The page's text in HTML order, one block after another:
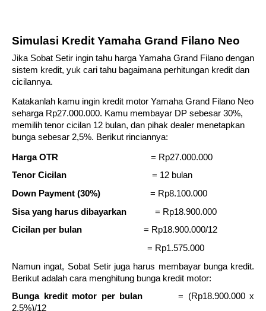
Simulasi Kredit Yamaha Grand Filano Neo
Jika Sobat Setir ingin tahu harga Yamaha Grand Filano dengan
sistem kredit, yuk cari tahu bagaimana perhitungan kredit dan
cicilannya.
Katakanlah kamu ingin kredit motor Yamaha Grand Filano Neo
seharga Rp27.000.000. Kamu membayar DP sebesar 30%,
memilih tenor cicilan 12 bulan, dan pihak dealer menetapkan
bunga sebesar 2,5%. Berikut rinciannya:
Harga OTR
= Rp27.000.000
Tenor Cicilan
= 12 bulan
Down Payment (30%)
= Rp8.100.000
Sisa yang harus dibayarkan
= Rp18.900.000
Cicilan per bulan
= Rp18.900.000/12
= Rp1.575.000
Namun ingat, Sobat Setir juga harus membayar bunga kredit.
Berikut adalah cara menghitung bunga kredit motor:
Bunga kredit motor per bulan
= (Rp18.900.000 x
2,5%)/12